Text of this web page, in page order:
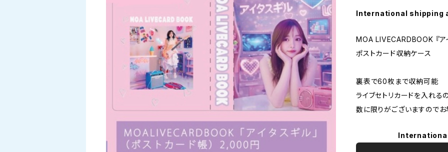
International shipping
MOA LIVECARDBOOK 『ア
ポストカード収納ケース
裏表で60枚まで収納可能
ライブセトリカードを入れる
数に限りがございますのでお